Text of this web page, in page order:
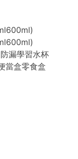
漏學習水杯
當盒零食盒